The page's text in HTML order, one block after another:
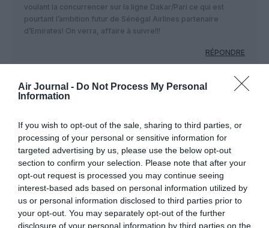
Air Journal - Do Not Process My Personal
Information
If you wish to opt-out of the sale, sharing to third parties, or
processing of your personal or sensitive information for
targeted advertising by us, please use the below opt-out
section to confirm your selection. Please note that after your
opt-out request is processed you may continue seeing
interest-based ads based on personal information utilized by
us or personal information disclosed to third parties prior to
your opt-out. You may separately opt-out of the further
disclosure of your personal information by third parties on the
voulant la concurrencer sur la ligne Dakar/Pari ce qui est
pourtant l’ambition futur de Sénégal Airlines partenaire
d’Emirates! On verra, affaire à suivre!!!
RÉPONDRE
FAIRE UN DON
Appel aux lecteurs !
Soutenez Air Journal participezà son
développement !